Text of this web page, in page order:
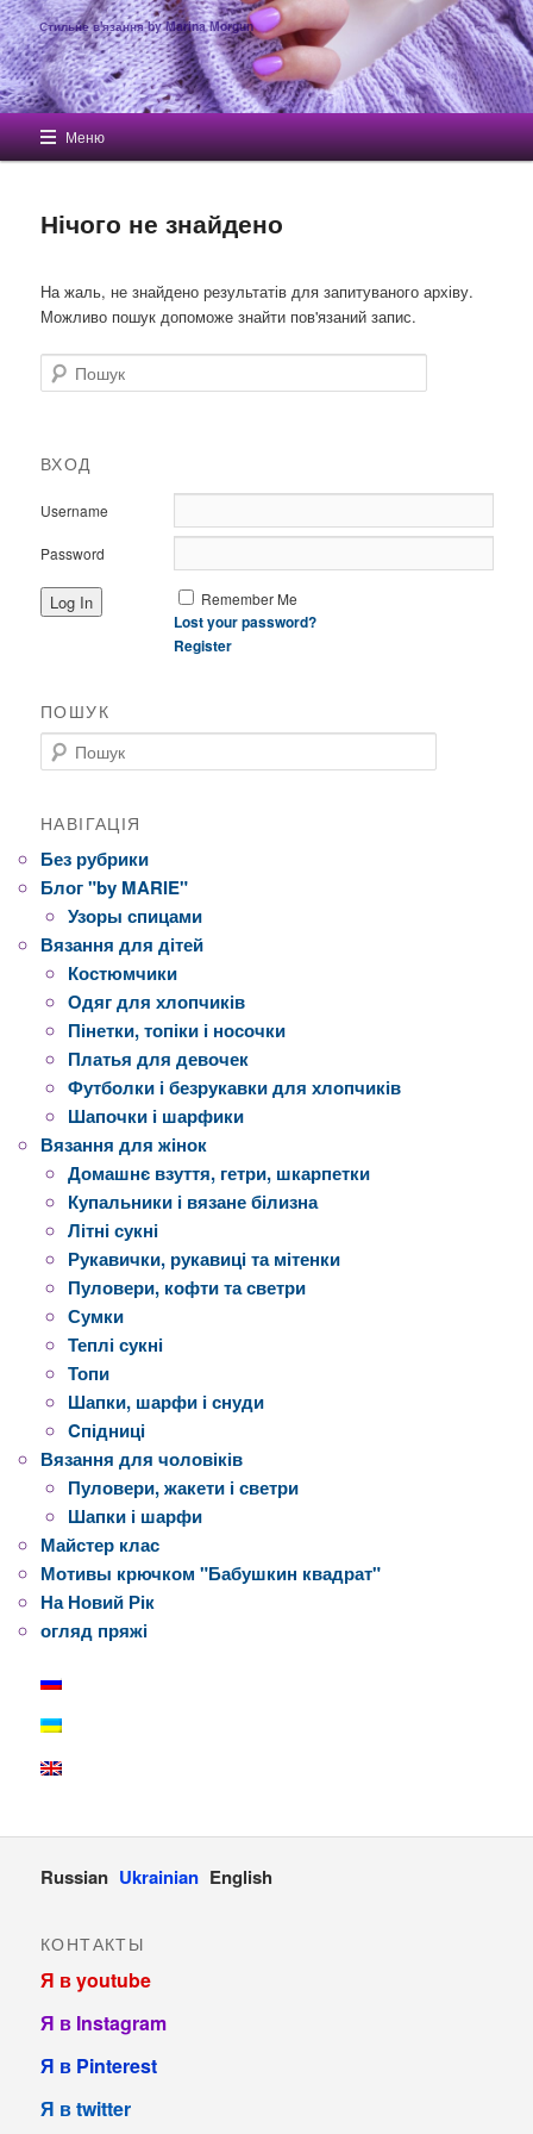
Стильне в'язання by Marina Morgun
Головне меню
Перейти до основного вмісту
Перейти до другорядного вмісту
Меню
Нічого не знайдено
На жаль, не знайдено результатів для запитуваного архіву.
Можливо пошук допоможе знайти пов'язаний запис.
Пошук
ВХОД
Username
Password
Remember Me
Lost your password?
Register
ПОШУК
Пошук
НАВІГАЦІЯ
Без рубрики
Блог "by MARIE"
Узоры спицами
Вязання для дітей
Костюмчики
Одяг для хлопчиків
Пінетки, топіки і носочки
Платья для девочек
Футболки і безрукавки для хлопчиків
Шапочки і шарфики
Вязання для жінок
Домашнє взуття, гетри, шкарпетки
Купальники і вязане білизна
Літні сукні
Рукавички, рукавиці та мітенки
Пуловери, кофти та светри
Сумки
Теплі сукні
Топи
Шапки, шарфи і снуди
Cпідниці
Вязання для чоловіків
Пуловери, жакети і светри
Шапки і шарфи
Майстер клас
Мотивы крючком "Бабушкин квадрат"
На Новий Рік
огляд пряжі
Russian Ukrainian English
КОНТАКТЫ
Я в youtube
Я в Instagram
Я в Pinterest
Я в twitter